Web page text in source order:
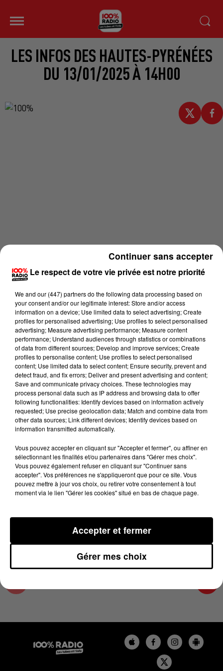
LES INFOS DES HAUTES-PYRÉNÉES
DU 13/01/2025 À 14H00
Lecture (2 min 22 sec)
100%
100% Radio les infos des Hautes-Pyrénées
13 janvier 2025 - 2 min 22 sec
LES INFOS DES HAUTES-PYRÉNÉES DU
13/01/2025 À 14H00
Podcasts infos des Hautes-Pyrénées
Le respect de votre vie privée est notre priorité
We and our (447) partnersdo the following data processing based on
your consent and/or our legitimate interest: Store and/or access
information on a device; Use limited data to select advertising; Create
profiles for personalised advertising; Use profiles to select personalised
advertising; Measure advertising performance; Measure content
performance; Understand audiences through statistics or combinations
of data from different sources; Develop and improve services; Create
profiles to personalise content; Use profiles to select personalised
content; Use limited data to select content; Ensure security, prevent and
detect fraud, and fix errors; Deliver and present advertising and content;
Save and communicate privacy choices. These technologies may
process personal data such as IP address and browsing data to offer
following functionalities: Identify devices based on information actively
requested; Use precise geolocation data; Match and combine data from
other data sources; Link different devices; Identify devices based on
information transmitted automatically.
Vous pouvez accepter en cliquant sur "Accepter et fermer", ou affiner en
sélectionnant les finalités et/ou partenaires dans "Gérer mes choix".
Vous pouvez également refuser en cliquant sur "Continuer sans
accepter". Vos préférences ne s'appliqueront que pour ce site. Vous
pouvez mettre à jour vos choix, ou retirer votre consentement à tout
moment via le lien "Gérer les cookies" situé en bas de chaque page.
Gérer mes choix
Accepter et fermer
Continuer sans accepter